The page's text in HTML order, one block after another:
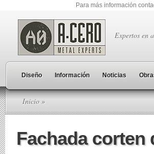
Para más información
Expertos en
Diseño Información Noticias
Inicio »
Fachada corten